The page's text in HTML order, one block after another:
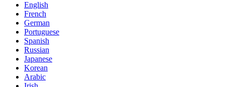
English
French
German
Portuguese
Spanish
Russian
Japanese
Korean
Arabic